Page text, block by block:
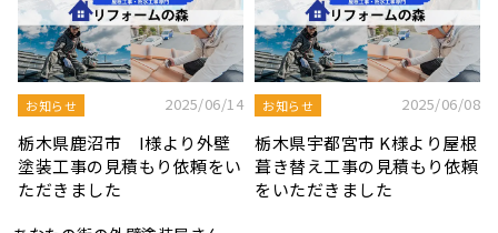
モルタル外壁の特徴と劣化症
状、メンテナンス方法を解説
令和7年度 結婚新生活支援補
助金が実施されます！